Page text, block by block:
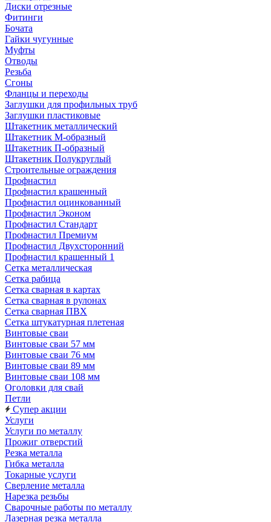
Диски отрезные
Фитинги
Бочата
Гайки чугунные
Муфты
Отводы
Резьба
Сгоны
Фланцы и переходы
Заглушки для профильных труб
Заглушки пластиковые
Штакетник металлический
Штакетник М-образный
Штакетник П-образный
Штакетник Полукруглый
Строительные ограждения
Профнастил
Профнастил крашенный
Профнастил оцинкованный
Профнастил Эконом
Профнастил Стандарт
Профнастил Премиум
Профнастил Двухсторонний
Профнастил крашенный 1
Сетка металлическая
Сетка рабица
Сетка сварная в картах
Сетка сварная в рулонах
Сетка сварная ПВХ
Сетка штукатурная плетеная
Винтовые сваи
Винтовые сваи 57 мм
Винтовые сваи 76 мм
Винтовые сваи 89 мм
Винтовые сваи 108 мм
Оголовки для свай
Петли
Супер акции
Услуги
Услуги по металлу
Прожиг отверстий
Резка металла
Гибка металла
Токарные услуги
Сверление металла
Нарезка резьбы
Сварочные работы по металлу
Лазерная резка металла